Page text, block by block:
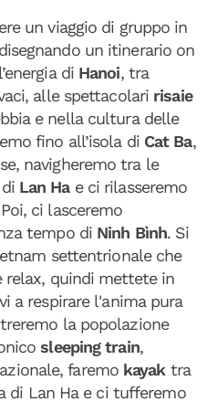
un viaggio di gruppo in
un itinerario on
di Hanoi, tra
alle spettacolari risaie
e nella cultura delle
fino all’isola di Cat Ba,
navigheremo tra le
Lan Hae ci rilasseremo
ci lasceremo
tempo di Ninh Bình. Si
settentrionale che
relax, quindi mettete in
a respirare l'anima pura
la popolazione
sleeping train,
faremokayak tra
di Lan Ha e ci tufferemo